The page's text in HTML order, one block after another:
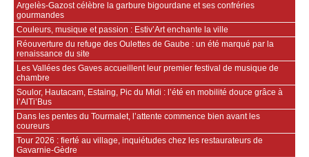
Argelès-Gazost célèbre la garbure bigourdane et ses confréries
gourmandes
Couleurs, musique et passion : Estiv’Art enchante la ville
Réouverture du refuge des Oulettes de Gaube : un été marqué par la
renaissance du site
Les Vallées des Gaves accueillent leur premier festival de musique de
chambre
Soulor, Hautacam, Estaing, Pic du Midi : l’été en mobilité douce grâce à
l’AlTi’Bus
Dans les pentes du Tourmalet, l’attente commence bien avant les
coureurs
Tour 2026 : fierté au village, inquiétudes chez les restaurateurs de
Gavarnie‑Gèdre